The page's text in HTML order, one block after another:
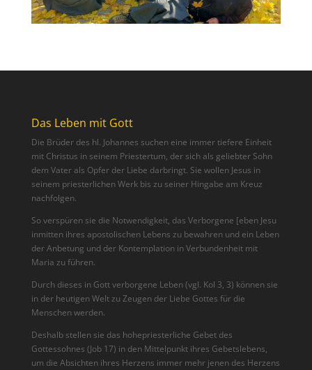
Das Leben mit Gott
Die Brüder des hl. Johannes suchen eine immer tiefere Einheit
mit Christus in seinem Priestertum, der sich als geliebter Sohn
dem Vater als Opfer der Liebe darbringt. Sie wollen Jesus in
seinem priesterlichen Werk bis zu seiner Hingabe am Kreuz
nachfolgen.
So verspüren sie die Notwendigkeit, das Verborgene [eben Jesu
inmitten ihres apostolischen Lebens zu bewahren und ein Leben
der Anbetung und der Kontemplation in Verbundenheit mit
Maria zu führen.
Durch dieses in Gott verborgene Leben (vgl. Kol 3, 3) können sie
in der heutigen Welt zu Zeugen der Liebe Gottes für die
Menschen werden.
Deshalb stellen sie das hohepriesterliche Gebet des
Gottessohnes (Job 17) in den Mittelpunkt ihres Gebetslebens,
um die Absichten ihres Herzens immer mehr jenen des Herzens